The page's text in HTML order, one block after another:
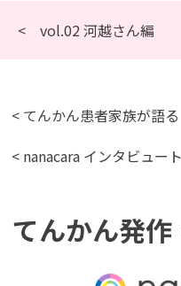
< vol.02 河越さん編
< てんかん患者家族が語
< nanacara インタビュー
てんかん発